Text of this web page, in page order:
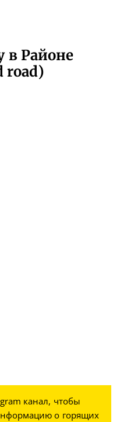
в Районе
road)
канал, чтобы
о горящих